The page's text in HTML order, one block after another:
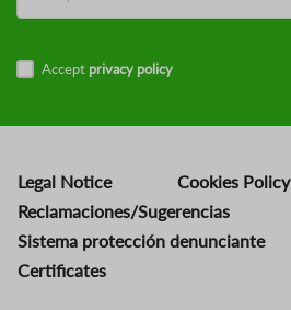
Accept privacy policy
Legal Notice Cookies Policy
Reclamaciones/Sugerencias
Sistema protección denunciante
Certificates